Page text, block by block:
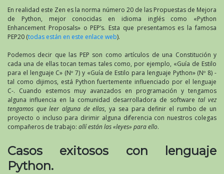
En realidad este Zen es la norma número 20 de las Propuestas de Mejora
de Python, mejor conocidas en idioma inglés como «Python
Enhancement Proposals» o PEP’s. Esta que presentamos es la famosa
PEP20 (todas están en este enlace web).
Podemos decir que las PEP son como artículos de una Constitución y
cada una de ellas tocan temas tales como, por ejemplo, «Guía de Estilo
para el lenguaje C» (Nº 7) y «Guía de Estilo para lenguaje Python» (Nº 8) -
tal como dijimos, está Python fuertemente influenciado por el lenguaje
C-. Cuando estemos muy avanzados en programación y tengamos
alguna influencia en la comunidad desarrolladora de software tal vez
tengamos que leer alguna de ellas, ya sea para definir el rumbo de un
proyecto o incluso para dirimir alguna diferencia con nuestros colegas
compañeros de trabajo: allí están las «leyes» para ello.
Casos exitosos con lenguaje
Python.